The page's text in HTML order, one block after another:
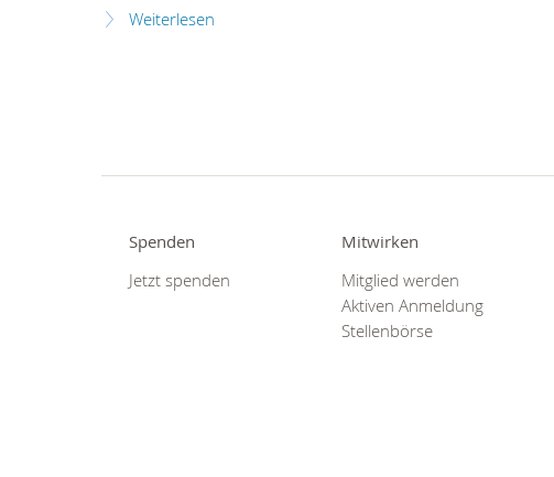
Weiterlesen
Spenden
Jetzt spenden
Mitwirken
Mitglied werden
Aktiven Anmeldung
Stellenbörse